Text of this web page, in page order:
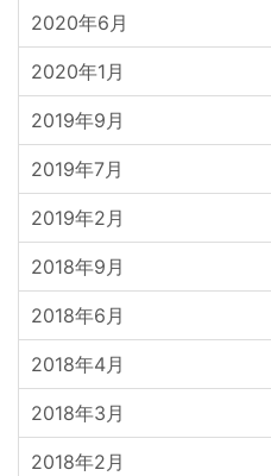
2020年6月
2020年1月
2019年9月
2019年7月
2019年2月
2018年9月
2018年6月
2018年4月
2018年3月
2018年2月